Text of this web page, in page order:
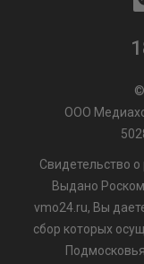
ООО
Свидетельство
Выдано
vmo24.ru, Вы
сбор которых